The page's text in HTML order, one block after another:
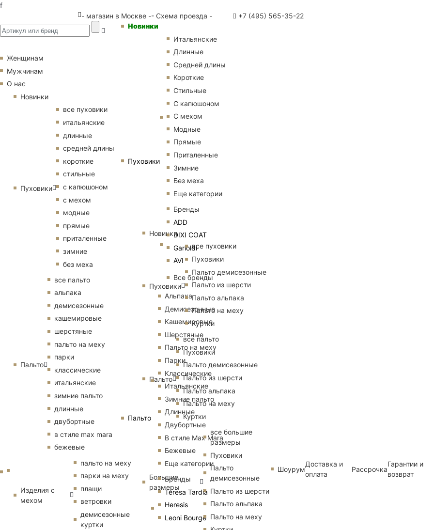
f
- магазин в Москве -- Схема проезда - +7 (495) 565-35-22
Новинки
Пуховики
Итальянские
Длинные
Средней длины
Короткие
Стильные
С капюшоном
С мехом
Модные
Прямые
Приталенные
Зимние
Без меха
Еще категории
Бренды
ADD
DIXI COAT
Garioldi
AVI
Все бренды
Пальто
Альпака
Демисезонные
Кашемировые
Шерстяные
Пальто на меху
Парки
Классические
Итальянские
Зимние пальто
Длинные
Двубортные
В стиле Max Mara
Бежевые
Еще категории
Бренды
Teresa Tardia
Heresis
Leoni Bourge
Женщинам
Мужчинам
О нас
Новинки
Пуховики
все пуховики
итальянские
длинные
средней длины
короткие
стильные
с капюшоном
с мехом
модные
прямые
приталенные
зимние
без меха
Пальто
все пальто
альпака
демисезонные
кашемировые
шерстяные
пальто на меху
парки
классические
итальянские
зимние пальто
длинные
двубортные
в стиле max mara
бежевые
Изделия с
мехом
пальто на меху
парки на меху
плащи
ветровки
демисезонные
куртки
Новинки
Пуховики
все пуховики
Пуховики
Пальто демисезонные
Пальто из шерсти
Пальто альпака
Пальто на меху
Куртки
Пальто
все пальто
Пуховики
Пальто демисезонные
Пальто из шерсти
Пальто альпака
Пальто на меху
Куртки
Большие
размеры
все большие
размеры
Пуховики
Пальто
демисезонные
Пальто из шерсти
Пальто альпака
Пальто на меху
Шоурум
Доставка и
оплата
Рассрочка
Гарантии и
возврат